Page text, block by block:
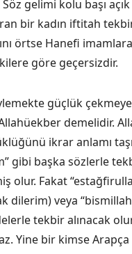
gelimi kolu başı
bir kadın iftitah
örtse Hanefi
göre geçersizdir.
güçlük
demelidir.
ikrar anlamı
gibi başka sözlerle
olur. Fakat
dilerim) veya
tekbir alınacak
Yine bir kimse Arapça